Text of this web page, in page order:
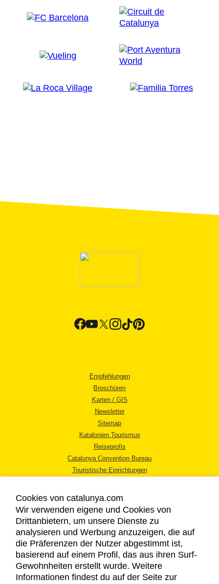
Empfehlungen
Broschüren
Karten / GIS
Newsletter
Sitemap
Katalonien Tourismus
Reiseprofis
Catalunya Convention Bureau
Touristische Einrichtungen
RECHTLICHER HINWEIS
DATENSCHUTZICHTLINIE
COOKIES
Cookies von catalunya.com
Wir verwenden eigene und Cookies von
Drittanbietern, um unsere Dienste zu
analysieren und Werbung anzuzeigen, die auf
die Präferenzen der Nutzer abgestimmt ist,
basierend auf einem Profil, das aus ihren Surf-
Gewohnheiten erstellt wurde. Weitere
Informationen findest du auf der Seite zur